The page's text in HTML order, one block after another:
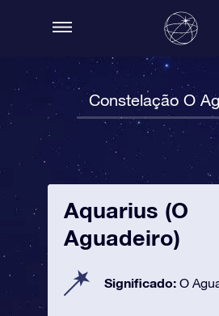
Constelação O
Aquarius (O
Aguadeiro)
Significado: O